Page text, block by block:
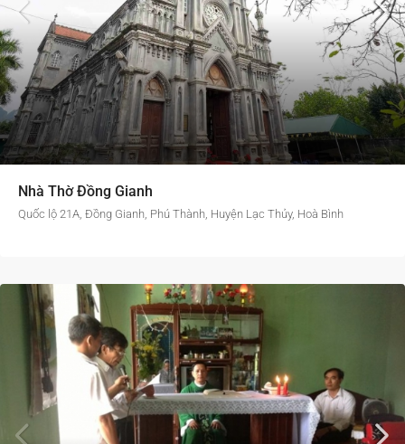
Nhà Thờ Đồng Gianh
Quốc lộ 21A, Đồng Gianh, Phú Thành, Huyện Lạc Thủy, Hoà Bình